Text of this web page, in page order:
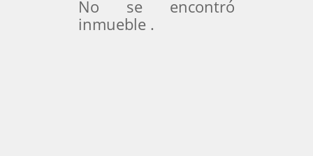
No se encontró
inmueble .